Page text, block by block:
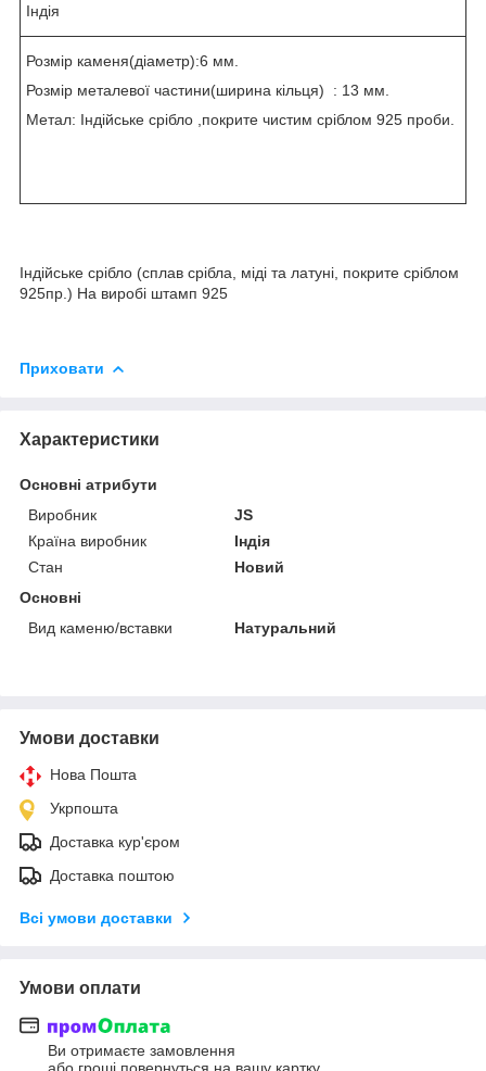
Індія
Розмір каменя(діаметр):6 мм.
Розмір металевої частини(ширина кільця) : 13 мм.
Метал: Індійське срібло ,покрите чистим сріблом 925 проби.
Індійське срібло (сплав срібла, міді та латуні, покрите сріблом
925пр.) На виробі штамп 925
Приховати
Характеристики
Основні атрибути
Виробник
JS
Країна виробник
Індія
Стан
Новий
Основні
Вид каменю/вставки
Натуральний
Умови доставки
Нова Пошта
Укрпошта
Доставка кур'єром
Доставка поштою
Всі умови доставки
Умови оплати
Ви отримаєте замовлення